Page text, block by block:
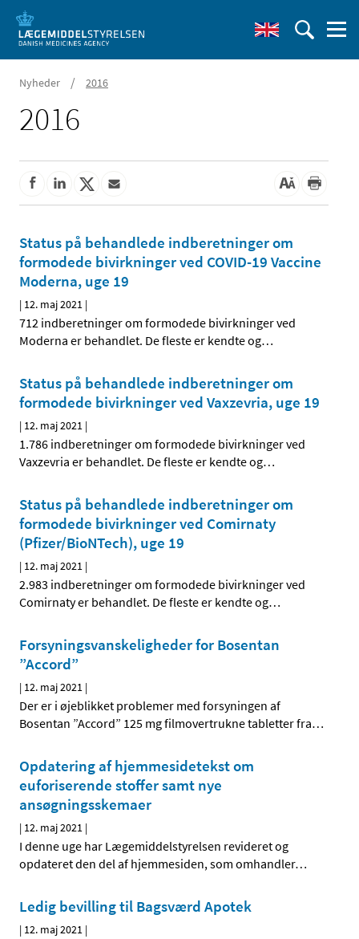
Nyheder / 2016
2016
Status på behandlede indberetninger om
formodede bivirkninger ved COVID-19 Vaccine
Moderna, uge 19
| 12. maj 2021 |
712 indberetninger om formodede bivirkninger ved
Moderna er behandlet. De fleste er kendte og…
Status på behandlede indberetninger om
formodede bivirkninger ved Vaxzevria, uge 19
| 12. maj 2021 |
1.786 indberetninger om formodede bivirkninger ved
Vaxzevria er behandlet. De fleste er kendte og…
Status på behandlede indberetninger om
formodede bivirkninger ved Comirnaty
(Pfizer/BioNTech), uge 19
| 12. maj 2021 |
2.983 indberetninger om formodede bivirkninger ved
Comirnaty er behandlet. De fleste er kendte og…
Forsyningsvanskeligheder for Bosentan
”Accord”
| 12. maj 2021 |
Der er i øjeblikket problemer med forsyningen af
Bosentan ”Accord” 125 mg filmovertrukne tabletter fra…
Opdatering af hjemmesidetekst om
euforiserende stoffer samt nye
ansøgningsskemaer
| 12. maj 2021 |
I denne uge har Lægemiddelstyrelsen revideret og
opdateret den del af hjemmesiden, som omhandler…
Ledig bevilling til Bagsværd Apotek
| 12. maj 2021 |